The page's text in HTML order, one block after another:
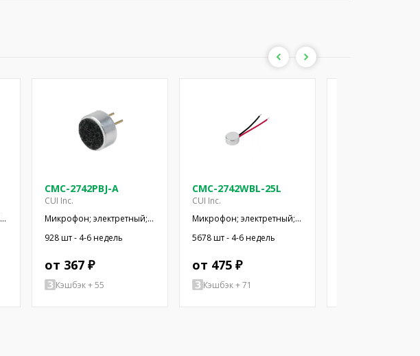
CMC-2742PBJ-A
CUI Inc.
Микрофон; электретный;
100Гц÷20кГц; 2,2кОм;
-42дБ; Ø6x2,7мм; 2÷10В
928 шт - 4-6 недель
от 367 ₽
Кэшбэк + 55
CMC-2742WBL-25L
CUI Inc.
Микрофон; электретный;
100Гц÷20кГц; 2,2кОм;
-42дБ; Ø6x2,7мм; 2÷10В
5678 шт - 4-6 недель
от 475 ₽
Кэшбэк + 71